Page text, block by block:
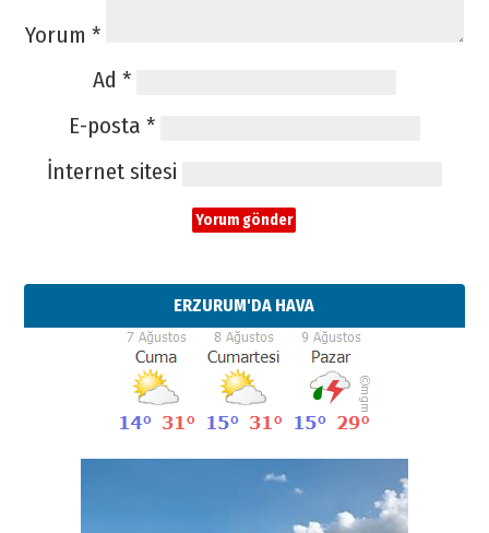
Yorum *
Ad *
E-posta *
İnternet sitesi
ERZURUM'DA HAVA